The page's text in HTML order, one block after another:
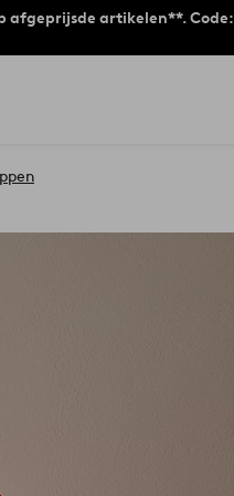
afgeprijsde artikelen**. Code: